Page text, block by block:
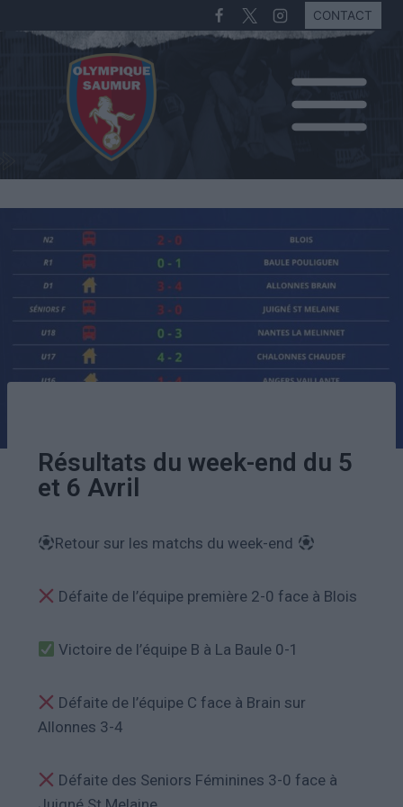
CONTACT
Résultats du week-end du 5
et 6 Avril
Retour sur les matchs du week-end
Défaite de l’équipe première 2-0 face à Blois
Victoire de l’équipe B à La Baule 0-1
Défaite de l’équipe C face à Brain sur
Allonnes 3-4
Défaite des Seniors Féminines 3-0 face à